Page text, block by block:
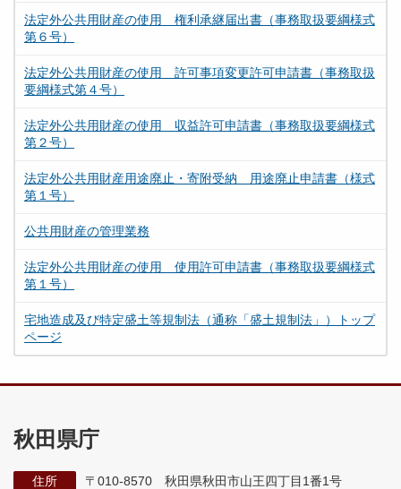
法定外公共用財産の使用 権利承継届出書（事務取扱要綱様式
第６号）
法定外公共用財産の使用 許可事項変更許可申請書（事務取扱
要綱様式第４号）
法定外公共用財産の使用 収益許可申請書（事務取扱要綱様式
第２号）
法定外公共用財産用途廃止・寄附受納 用途廃止申請書（様式
第１号）
公共用財産の管理業務
法定外公共用財産の使用 使用許可申請書（事務取扱要綱様式
第１号）
宅地造成及び特定盛土等規制法（通称「盛土規制法」）トップ
ページ
秋田県庁
住所
〒010-8570 秋田県秋田市山王四丁目1番1号